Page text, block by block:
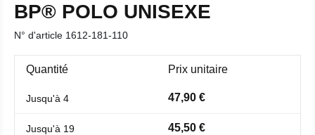
BP® POLO UNISEXE
N° d'article 1612-181-110
Quantité Prix unitaire
Jusqu'à 4 47,90 €
Jusqu'à 19 45,50 €